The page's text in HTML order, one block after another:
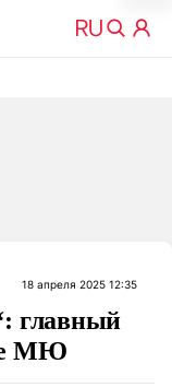
18 апреля 2025 12:35
главный
МЮ